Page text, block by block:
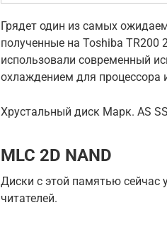
Грядет один из самых
полученные на Toshiba TR200
использовали современный
охлаждением для процессора
Хрустальный диск Марк. AS
MLC 2D NAND
Диски с этой памятью сейчас
читателей.